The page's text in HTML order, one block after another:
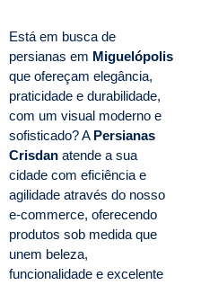
Está em busca de
persianas em Miguelópolis
que ofereçam elegância,
praticidade e durabilidade,
com um visual moderno e
sofisticado? A Persianas
Crisdan atende a sua
cidade com eficiência e
agilidade através do nosso
e-commerce, oferecendo
produtos sob medida que
unem beleza,
funcionalidade e excelente